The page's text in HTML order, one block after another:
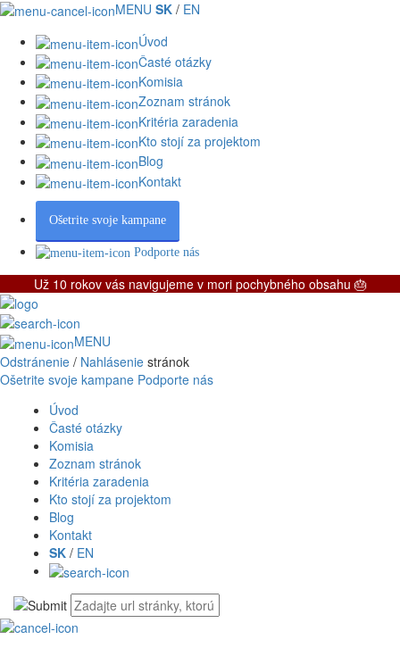
MENU SK / EN
Úvod
Časté otázky
Komisia
Zoznam stránok
Kritéria zaradenia
Kto stojí za projektom
Blog
Kontakt
Ošetrite svoje kampane
Podporte nás
Už 10 rokov vás navigujeme v mori pochybného obsahu 🎂
MENU
Odstránenie / Nahlásenie stránok
Ošetrite svoje kampane Podporte nás
Úvod
Časté otázky
Komisia
Zoznam stránok
Kritéria zaradenia
Kto stojí za projektom
Blog
Kontakt
SK / EN